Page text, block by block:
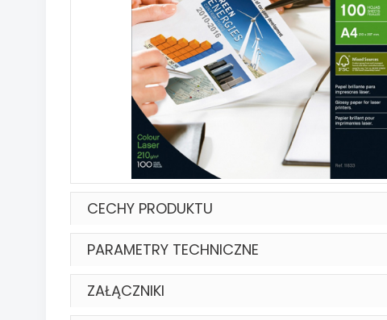
CECHY PRODUKTU
PARAMETRY TECHNICZNE
ZAŁĄCZNIKI